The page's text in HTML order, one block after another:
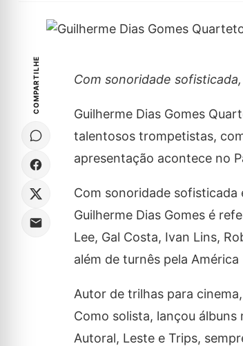
COMPARTILHE Com sonoridade
Guilherme Dias Gomes
talentosos trompetistas,
apresentação acontece no
Com sonoridade
Guilherme Dias Gomes é
Lee, Gal Costa, Ivan Lins,
além de turnês pela
Autor de trilhas para
Como solista, lançou álbuns
Autoral, Leste e Trips,